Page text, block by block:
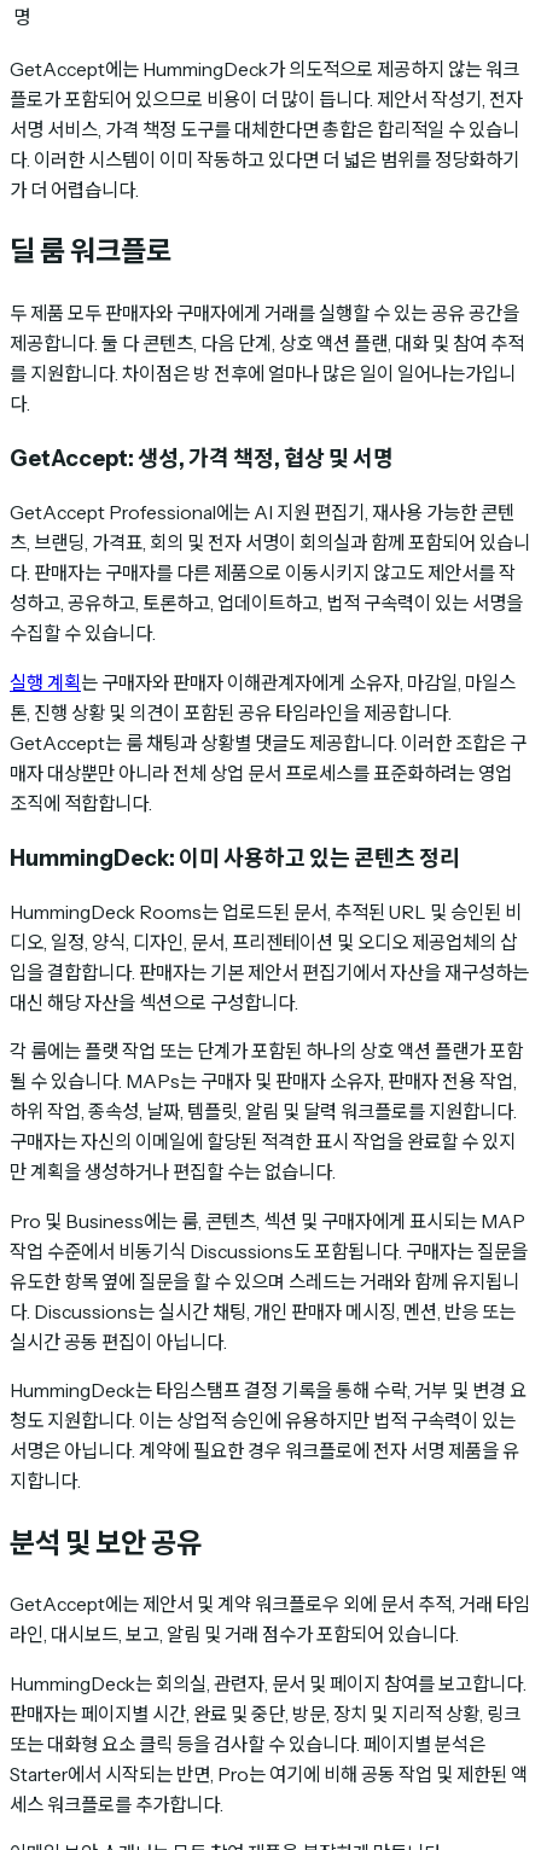
명
GetAccept에는 HummingDeck가 의도적으로 제공하지 않는 워크
플로가 포함되어 있으므로 비용이 더 많이 듭니다. 제안서 작성기, 전자
서명 서비스, 가격 책정 도구를 대체한다면 총합은 합리적일 수 있습니
다. 이러한 시스템이 이미 작동하고 있다면 더 넓은 범위를 정당화하기
가 더 어렵습니다.
딜 룸 워크플로
두 제품 모두 판매자와 구매자에게 거래를 실행할 수 있는 공유 공간을
제공합니다. 둘 다 콘텐츠, 다음 단계, 상호 액션 플랜, 대화 및 참여 추적
를 지원합니다. 차이점은 방 전후에 얼마나 많은 일이 일어나는가입니
다.
GetAccept: 생성, 가격 책정, 협상 및 서명
GetAccept Professional에는 AI 지원 편집기, 재사용 가능한 콘텐
츠, 브랜딩, 가격표, 회의 및 전자 서명이 회의실과 함께 포함되어 있습니
다. 판매자는 구매자를 다른 제품으로 이동시키지 않고도 제안서를 작
성하고, 공유하고, 토론하고, 업데이트하고, 법적 구속력이 있는 서명을
수집할 수 있습니다.
실행 계획는 구매자와 판매자 이해관계자에게 소유자, 마감일, 마일스
톤, 진행 상황 및 의견이 포함된 공유 타임라인을 제공합니다.
GetAccept는 룸 채팅과 상황별 댓글도 제공합니다. 이러한 조합은 구
매자 대상뿐만 아니라 전체 상업 문서 프로세스를 표준화하려는 영업
조직에 적합합니다.
HummingDeck: 이미 사용하고 있는 콘텐츠 정리
HummingDeck Rooms는 업로드된 문서, 추적된 URL 및 승인된 비
디오, 일정, 양식, 디자인, 문서, 프리젠테이션 및 오디오 제공업체의 삽
입을 결합합니다. 판매자는 기본 제안서 편집기에서 자산을 재구성하는
대신 해당 자산을 섹션으로 구성합니다.
각 룸에는 플랫 작업 또는 단계가 포함된 하나의 상호 액션 플랜가 포함
될 수 있습니다. MAPs는 구매자 및 판매자 소유자, 판매자 전용 작업,
하위 작업, 종속성, 날짜, 템플릿, 알림 및 달력 워크플로를 지원합니다.
구매자는 자신의 이메일에 할당된 적격한 표시 작업을 완료할 수 있지
만 계획을 생성하거나 편집할 수는 없습니다.
Pro 및 Business에는 룸, 콘텐츠, 섹션 및 구매자에게 표시되는 MAP
작업 수준에서 비동기식 Discussions도 포함됩니다. 구매자는 질문을
유도한 항목 옆에 질문을 할 수 있으며 스레드는 거래와 함께 유지됩니
다. Discussions는 실시간 채팅, 개인 판매자 메시징, 멘션, 반응 또는
실시간 공동 편집이 아닙니다.
HummingDeck는 타임스탬프 결정 기록을 통해 수락, 거부 및 변경 요
청도 지원합니다. 이는 상업적 승인에 유용하지만 법적 구속력이 있는
서명은 아닙니다. 계약에 필요한 경우 워크플로에 전자 서명 제품을 유
지합니다.
분석 및 보안 공유
GetAccept에는 제안서 및 계약 워크플로우 외에 문서 추적, 거래 타임
라인, 대시보드, 보고, 알림 및 거래 점수가 포함되어 있습니다.
HummingDeck는 회의실, 관련자, 문서 및 페이지 참여를 보고합니다.
판매자는 페이지별 시간, 완료 및 중단, 방문, 장치 및 지리적 상황, 링크
또는 대화형 요소 클릭 등을 검사할 수 있습니다. 페이지별 분석은
Starter에서 시작되는 반면, Pro는 여기에 비해 공동 작업 및 제한된 액
세스 워크플로를 추가합니다.